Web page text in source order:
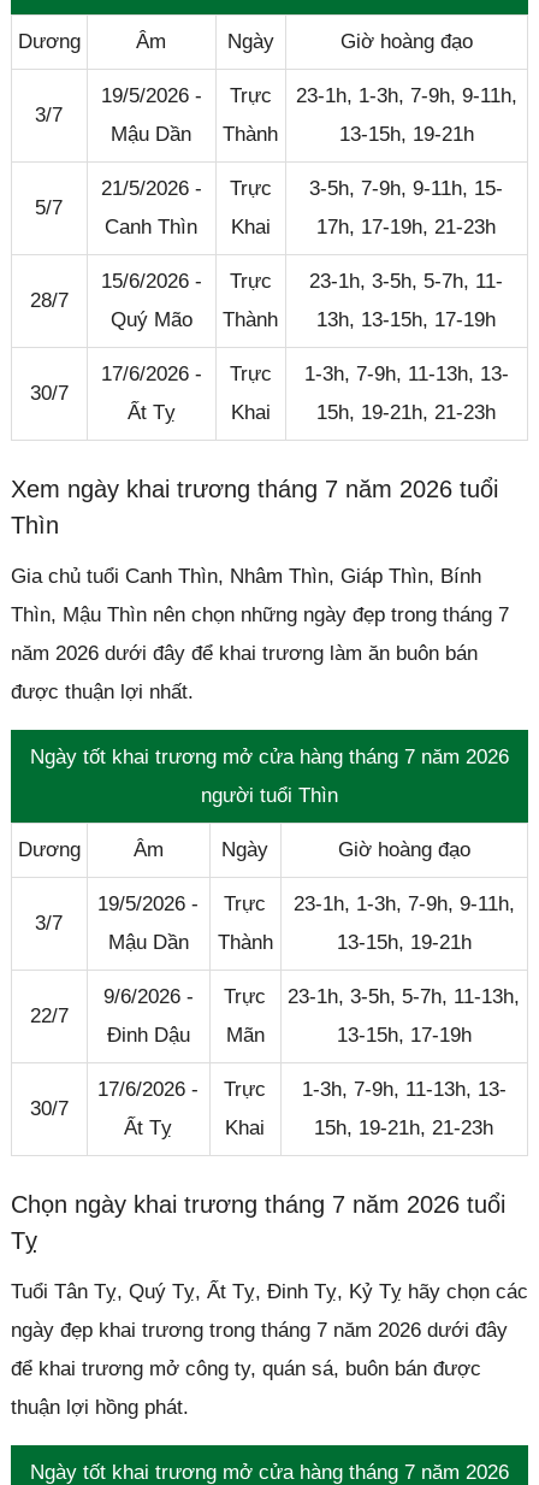
Dương Âm Ngày Giờ hoàng đạo
3/7
19/5/2026 -
Mậu Dần
Trực
Thành
23-1h, 1-3h, 7-9h, 9-11h,
13-15h, 19-21h
5/7
21/5/2026 -
Canh Thìn
Trực
Khai
3-5h, 7-9h, 9-11h, 15-
17h, 17-19h, 21-23h
28/7
15/6/2026 -
Quý Mão
Trực
Thành
23-1h, 3-5h, 5-7h, 11-
13h, 13-15h, 17-19h
30/7
17/6/2026 -
Ất Tỵ
Trực
Khai
1-3h, 7-9h, 11-13h, 13-
15h, 19-21h, 21-23h
Xem ngày khai trương tháng 7 năm 2026 tuổi
Thìn
Gia chủ tuổi Canh Thìn, Nhâm Thìn, Giáp Thìn, Bính
Thìn, Mậu Thìn nên chọn những ngày đẹp trong tháng 7
năm 2026 dưới đây để khai trương làm ăn buôn bán
được thuận lợi nhất.
Ngày tốt khai trương mở cửa hàng tháng 7 năm 2026
người tuổi Thìn
Dương Âm Ngày Giờ hoàng đạo
3/7
19/5/2026 -
Mậu Dần
Trực
Thành
23-1h, 1-3h, 7-9h, 9-11h,
13-15h, 19-21h
22/7
9/6/2026 -
Đinh Dậu
Trực
Mãn
23-1h, 3-5h, 5-7h, 11-13h,
13-15h, 17-19h
30/7
17/6/2026 -
Ất Tỵ
Trực
Khai
1-3h, 7-9h, 11-13h, 13-
15h, 19-21h, 21-23h
Chọn ngày khai trương tháng 7 năm 2026 tuổi
Tỵ
Tuổi Tân Tỵ, Quý Tỵ, Ất Tỵ, Đinh Tỵ, Kỷ Tỵ hãy chọn các
ngày đẹp khai trương trong tháng 7 năm 2026 dưới đây
để khai trương mở công ty, quán sá, buôn bán được
thuận lợi hồng phát.
Ngày tốt khai trương mở cửa hàng tháng 7 năm 2026